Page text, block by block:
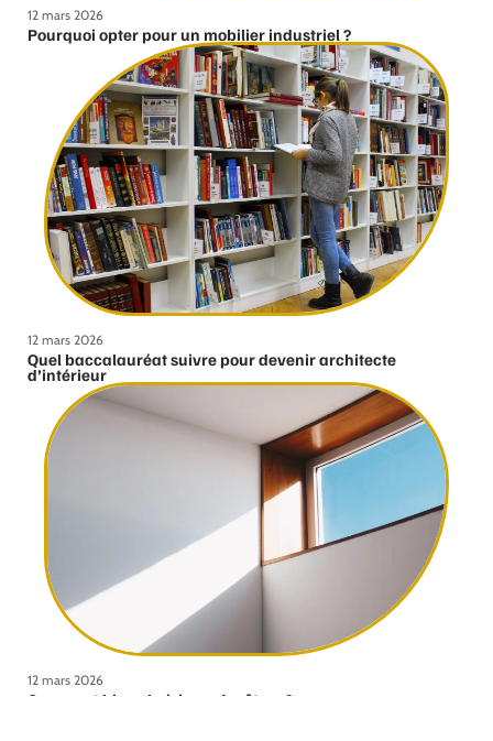
12 mars 2026
Pourquoi opter pour un mobilier industriel ?
12 mars 2026
Quel baccalauréat suivre pour devenir architecte
d’intérieur
12 mars 2026
Comment bien choisir ses fenêtres ?